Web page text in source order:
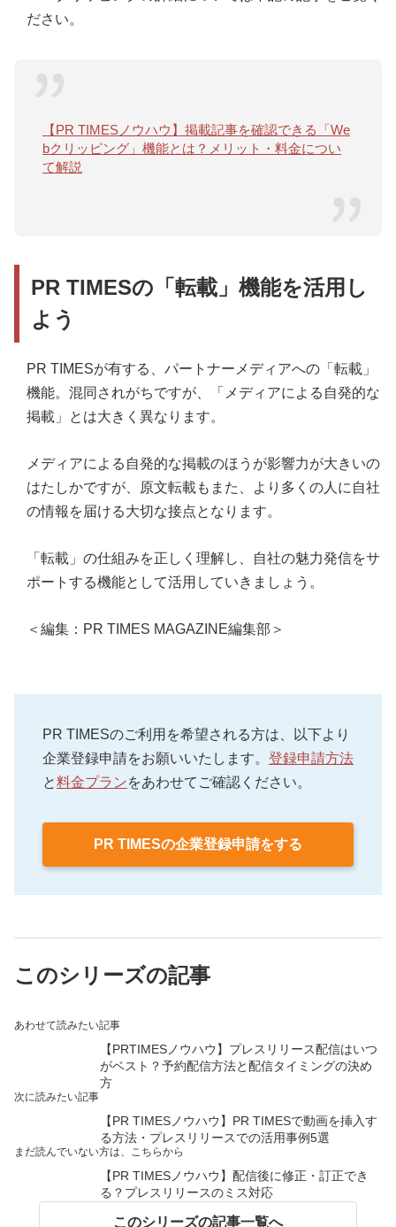
ださい。
【PR TIMESノウハウ】掲載記事を確認できる「We
bクリッピング」機能とは？メリット・料金につい
て解説
PR TIMESの「転載」機能を活用し
よう
PR TIMESが有する、パートナーメディアへの「転載」
機能。混同されがちですが、「メディアによる自発的な
掲載」とは大きく異なります。
メディアによる自発的な掲載のほうが影響力が大きいの
はたしかですが、原文転載もまた、より多くの人に自社
の情報を届ける大切な接点となります。
「転載」の仕組みを正しく理解し、自社の魅力発信をサ
ポートする機能として活用していきましょう。
＜編集：PR TIMES MAGAZINE編集部＞
PR TIMESのご利用を希望される方は、以下より
企業登録申請をお願いいたします。 登録申請方法
と料金プランをあわせてご確認ください。
PR TIMESの企業登録申請をする
このシリーズの記事
あわせて読みたい記事
【PRTIMESノウハウ】プレスリリース配信はいつ
がベスト？予約配信方法と配信タイミングの決め
方
次に読みたい記事
【PR TIMESノウハウ】PR TIMESで動画を挿入す
る方法・プレスリリースでの活用事例5選
まだ読んでいない方は、こちらから
【PR TIMESノウハウ】配信後に修正・訂正でき
る？プレスリリースのミス対応
このシリーズの記事一覧へ